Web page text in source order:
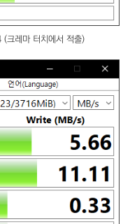
레마 터치에서 적출)